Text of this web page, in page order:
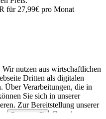
für 27,99€ pro Monat
nutzen aus wirtschaftlichen
Dritten als digitalen
Über Verarbeitungen, die in
Sie sich in unserer
Zur Bereitstellung unserer
Partnern (5)
. Zwecke: